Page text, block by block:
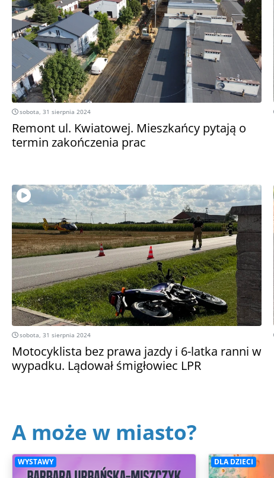
sobota, 31 sierpnia 2024
Remont ul. Kwiatowej. Mieszkańcy pytają o
termin zakończenia prac
sobota, 31 sierpnia 2024
Motocyklista bez prawa jazdy i 6-latka ranni w
wypadku. Lądował śmigłowiec LPR
A może w miasto?
WYSTAWY DLA DZIECI